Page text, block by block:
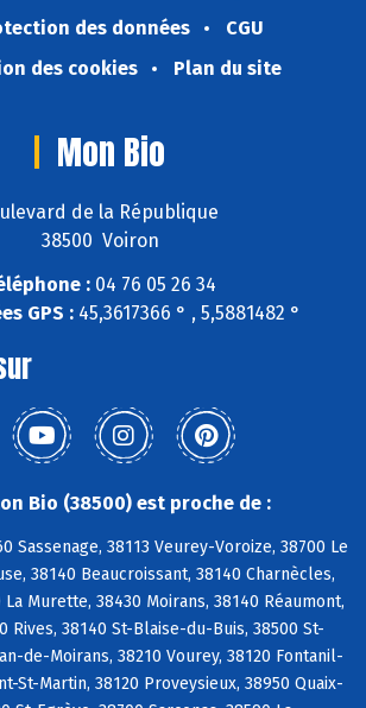
des données
CGU
des cookies
Plan du site
Mon Bio
de la République
38500 Voiron
:04 76 05 26 34
GPS :45,3617366 ° , 5,5881482 °
Bio (38500) est proche de :
Sassenage, 38113 Veurey-Voroize, 38700 Le
38140 Beaucroissant, 38140 Charnècles,
Murette, 38430 Moirans, 38140 Réaumont,
Rives, 38140 St-Blaise-du-Buis, 38500 St-
de-Moirans, 38210 Vourey, 38120 Fontanil-
St-Martin, 38120 Proveysieux, 38950 Quaix-